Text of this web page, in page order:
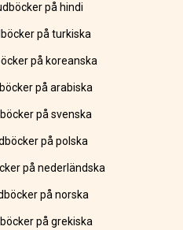
på hindi
på turkiska
på koreanska
på arabiska
på svenska
på polska
på nederländska
på norska
på grekiska